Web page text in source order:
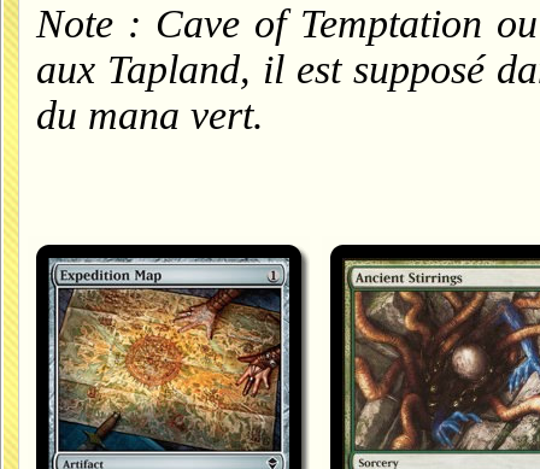
Note : Cave of Temptation
aux Tapland, il est supposé
du mana vert.